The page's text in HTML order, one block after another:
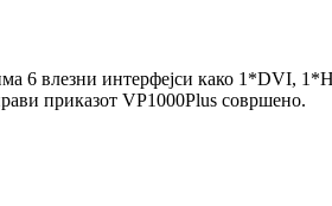
6 влезни интерфејси како 1*DVI,
приказот VP1000Plus совршено.